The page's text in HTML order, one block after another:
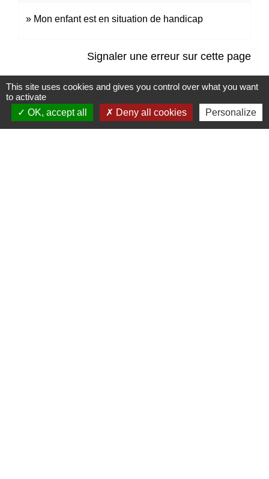
Mon enfant est en situation de handicap
Signaler une erreur sur cette page
Contacts
This site uses cookies and gives you control over what you want
to activate
OK, accept all
Deny all cookies Personalize